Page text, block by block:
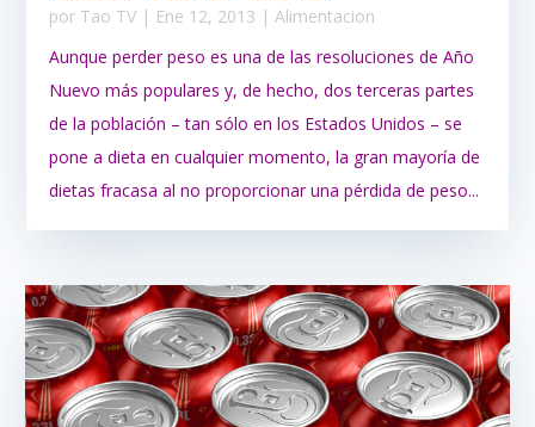
por Tao TV | Ene 12, 2013 |Alimentacion
Aunque perder peso es una de las resoluciones de Año
Nuevo más populares y, de hecho, dos terceras partes
de la población – tan sólo en los Estados Unidos – se
pone a dieta en cualquier momento, la gran mayoría de
dietas fracasa al no proporcionar una pérdida de peso...